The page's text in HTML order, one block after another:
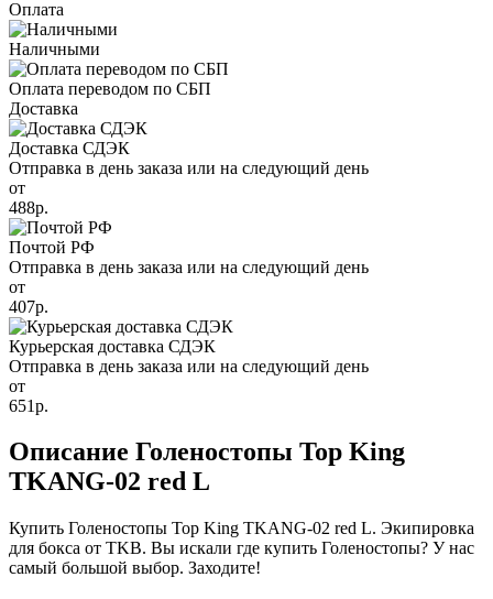
Оплата
Наличными
Оплата переводом по СБП
Доставка
Доставка СДЭК
Отправка в день заказа или на следующий день
от
488р.
Почтой РФ
Отправка в день заказа или на следующий день
от
407р.
Курьерская доставка СДЭК
Отправка в день заказа или на следующий день
от
651р.
Описание Голеностопы Top King
TKANG-02 red L
Купить Голеностопы Top King TKANG-02 red L. Экипировка
для бокса от TKB. Вы искали где купить Голеностопы? У нас
самый большой выбор. Заходите!